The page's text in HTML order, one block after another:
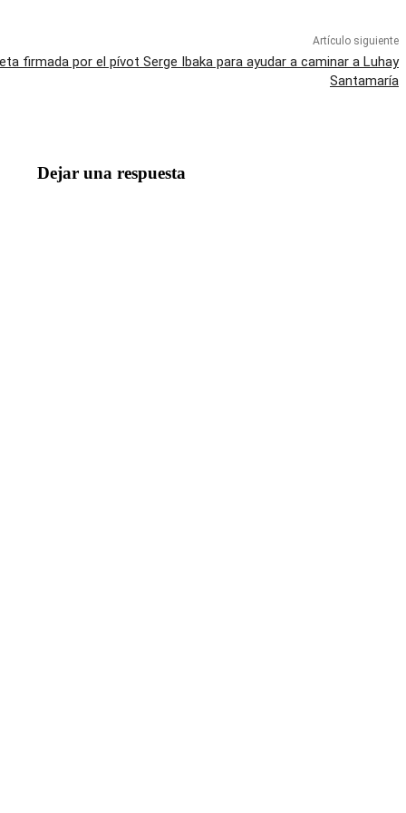
Artículo siguiente
firmada por el pívot Serge Ibaka para ayudar a caminar a Luhay
Santamaría
Dejar una respuesta